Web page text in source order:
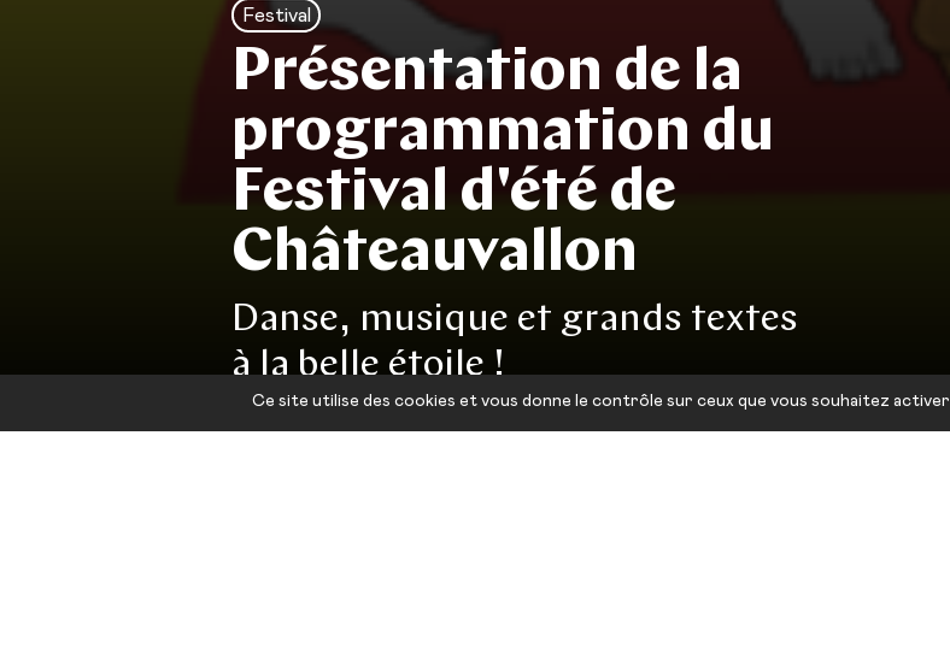
Festival
Présentation de la
programmation du
Festival d'été de
Châteauvallon
Danse, musique et grands textes
à la belle étoile !
Ce site utilise des cookies et vous donne le contrôle sur ceux que vous souhaitez activer